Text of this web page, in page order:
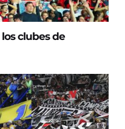
clubes de